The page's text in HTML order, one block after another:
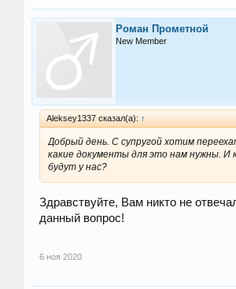
Роман Прометной
New Member
Aleksey1337 сказал(а): ↑
Добрый день. С супругой хотим
какие документы для это нам нужны. И
будут у нас?
Здравствуйте, Вам никто не
данный вопрос!
6 ноя 2020